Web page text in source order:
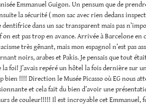
Emmanuel Guigon. Un pensum que de
la sécurité ( mon sac avec rien dedans
dans un sac transparent mais pas
on est pas trop en avance. Arrivée à Barcelone en
très gênant, mais mon espagnol n’est pas
noirs, arabes et Pakis. Je pensais que tout
foi! J’avais repéré un hôtel la fois dernière sur
bien !!!! Direction le Musée Picasso où EG nous
et cela fait du bien d’avoir une
de couleur!!!!! Il est incroyable cet Emmanuel,